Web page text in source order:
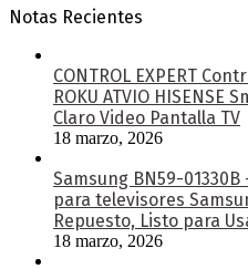
Notas Recientes
CONTROL EXPERT
ROKU ATVIO HISENSE
Claro Video Pantalla TV
18 marzo, 2026
Samsung BN59-
para televisores
Repuesto, Listo para
18 marzo, 2026